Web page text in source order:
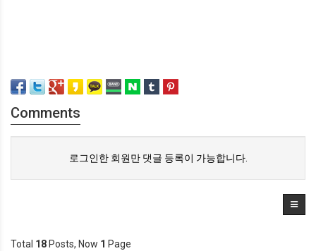
Comments
로그인한 회원만 댓글 등록이 가능합니다.
Total 18 Posts, Now 1 Page